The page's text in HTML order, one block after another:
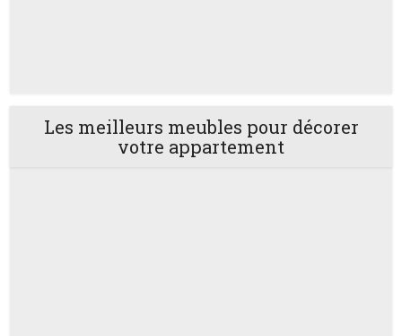
Les meilleurs meubles pour décorer
votre appartement